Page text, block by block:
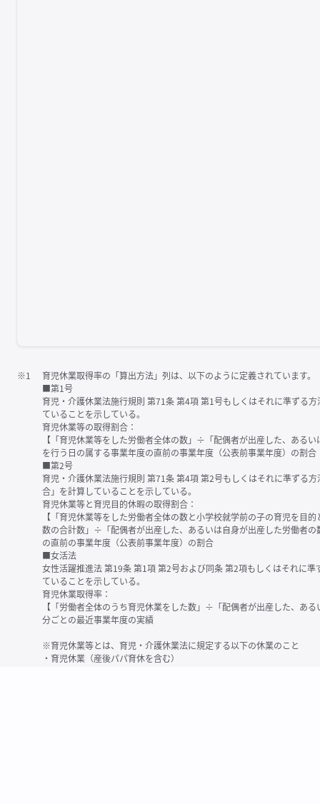
※1
育児休業取得率の「算出方法」列は、以下のように定義されています。
■第1号
育児・介護休業法施行規則 第71条 第4項 第1号もしくはそれに準ずる
ていることを示している。
育児休業等の取得割合：
【「育児休業等をした労働者全体の数」÷「配偶者が出産した、ある
を行う日の属する事業年度の直前の事業年度（公表前事業年度）の割合
■第2号
育児・介護休業法施行規則 第71条 第4項 第2号もしくはそれに準ずる
合」を計算していることを示している。
育児休業等と育児目的休暇の取得割合：
【「育児休業等をした労働者全体の数と小学校就学前の子の育児を目
数の合計数」÷「配偶者が出産した、あるいは自身が出産した労働者
の直前の事業年度（公表前事業年度）の割合
■女活法
女性活躍推進法 第19条 第1項 第2号および同条 第2項もしくはそれに
ていることを示している。
育児休業取得率：
【「労働者全体のうち育児休業をした数」÷「配偶者が出産した、あ
分ごとの最近事業年度の実績
※育児休業等とは、育児・介護休業法に規定する以下の休業のこと
・育児休業（産後パパ育休を含む）